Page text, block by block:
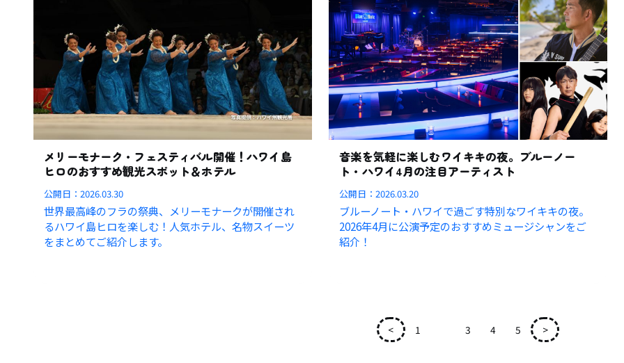
メリーモナーク・フェスティバル開催！ハワイ島
ヒロのおすすめ観光スポット＆ホテル
公開日：2026.03.30
世界最高峰のフラの祭典、メリーモナークが開催され
るハワイ島ヒロを楽しむ！人気ホテル、名物スイーツ
をまとめてご紹介します。
音楽を気軽に楽しむワイキキの夜。ブルーノー
ト・ハワイ4月の注目アーティスト
公開日：2026.03.20
ブルーノート・ハワイで過ごす特別なワイキキの夜。
2026年4月に公演予定のおすすめミュージシャンをご
紹介！
< 1 3 4 5 >